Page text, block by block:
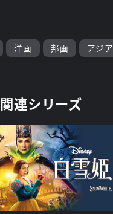
洋画 邦画 アジア
連シリーズ